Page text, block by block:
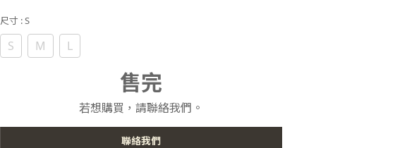
尺寸 : S
S M L
售完
若想購買，請聯絡我們。
聯絡我們